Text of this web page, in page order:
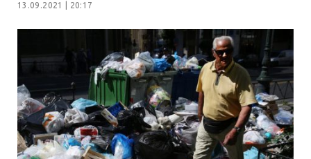
13.09.2021 | 20:17